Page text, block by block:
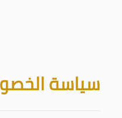
الكتل
سياسة